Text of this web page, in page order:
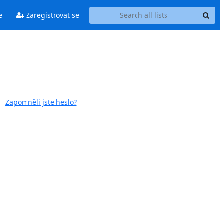
Zaregistrovat se
Zapomněli jste heslo?